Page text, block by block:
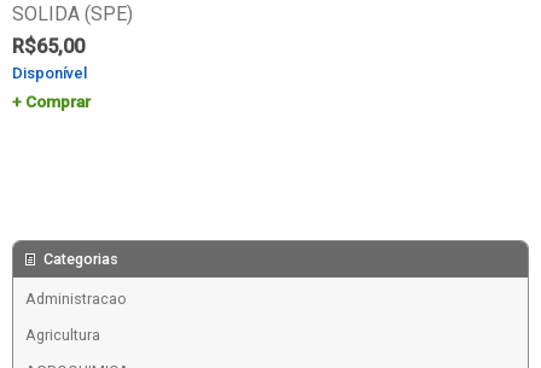
SOLIDA (SPE)
R$65,00
Disponível
Comprar
Categorias
Administracao
Agricultura